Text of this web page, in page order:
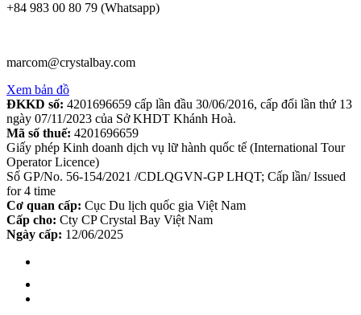
+84 983 00 80 79 (Whatsapp)
marcom@crystalbay.com
Xem bản đồ
ĐKKD số: 4201696659 cấp lần đầu 30/06/2016, cấp đổi lần thứ 13
ngày 07/11/2023 của Sở KHDT Khánh Hoà.
Mã số thuế: 4201696659
Giấy phép Kinh doanh dịch vụ lữ hành quốc tế (International Tour
Operator Licence)
Số GP/No. 56-154/2021 /CDLQGVN-GP LHQT; Cấp lần/ Issued
for 4 time
Cơ quan cấp: Cục Du lịch quốc gia Việt Nam
Cấp cho: Cty CP Crystal Bay Việt Nam
Ngày cấp: 12/06/2025